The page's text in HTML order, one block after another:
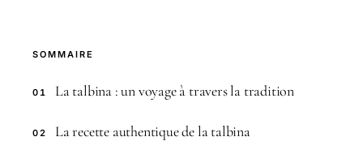
SOMMAIRE
01 La talbina : un voyage à travers la tradition
02 La recette authentique de la talbina